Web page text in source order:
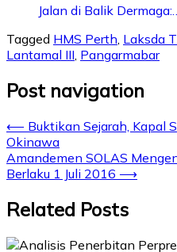
Jalan di Balik
Tagged HMS Perth, Laksda
Lantamal III, Pangarmabar
Post navigation
⟵ Buktikan Sejarah, Kapal
Okinawa
Amandemen SOLAS
Berlaku 1 Juli 2016 ⟶
Related Posts